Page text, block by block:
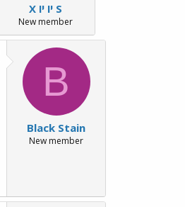
X יו יו S
New member
B
Black Stain
New member